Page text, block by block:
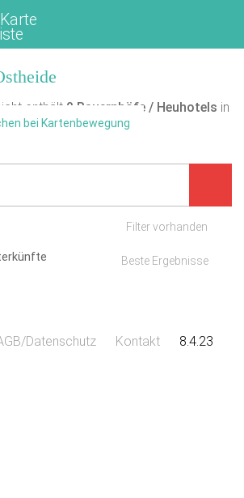
Karte
enthält 0 Bauernhöfe / Heuhotels in
Filter vorhanden
Beste Ergebnisse
bei Kartenbewegung
Datenschutz Kontakt 8.4.23